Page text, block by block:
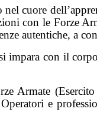
cuore
con le Forze
autentiche, a
impara con il
Armate
Operatori e